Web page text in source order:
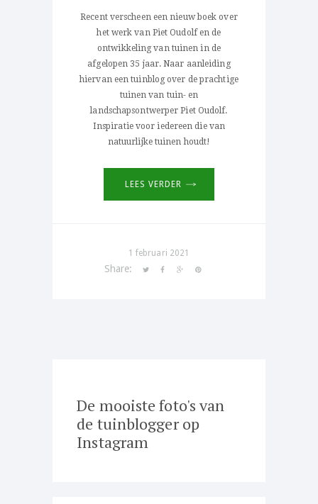
Recent verscheen een nieuw boek over
het werk van Piet Oudolf en de
ontwikkeling van tuinen in de
afgelopen 35 jaar. Naar aanleiding
hiervan een tuinblog over de prachtige
tuinen van tuin- en
landschapsontwerper Piet Oudolf.
Inspiratie voor iedereen die van
natuurlijke tuinen houdt!
LEES VERDER
1 februari 2021
Share:
De mooiste foto's van
de tuinblogger op
Instagram